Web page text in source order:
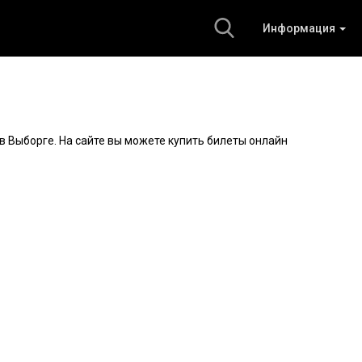
Информация
На сайте вы можете купить билеты онлайн